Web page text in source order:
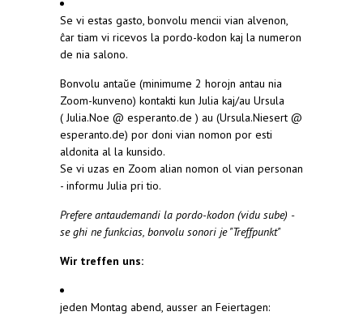
Se vi estas gasto, bonvolu mencii vian alvenon,
ĉar tiam vi ricevos la pordo-kodon kaj la numeron
de nia salono.
Bonvolu antaŭe (minimume 2 horojn antau nia
Zoom-kunveno) kontakti kun Julia kaj/au Ursula
( Julia.Noe @ esperanto.de ) au (Ursula.Niesert @
esperanto.de) por doni vian nomon por esti
aldonita al la kunsido.
Se vi uzas en Zoom alian nomon ol vian personan
- informu Julia pri tio.
Prefere antaudemandi la pordo-kodon (vidu sube) -
se ghi ne funkcias, bonvolu sonori je "Treffpunkt"
Wir treffen uns:
jeden Montag abend, ausser an Feiertagen: